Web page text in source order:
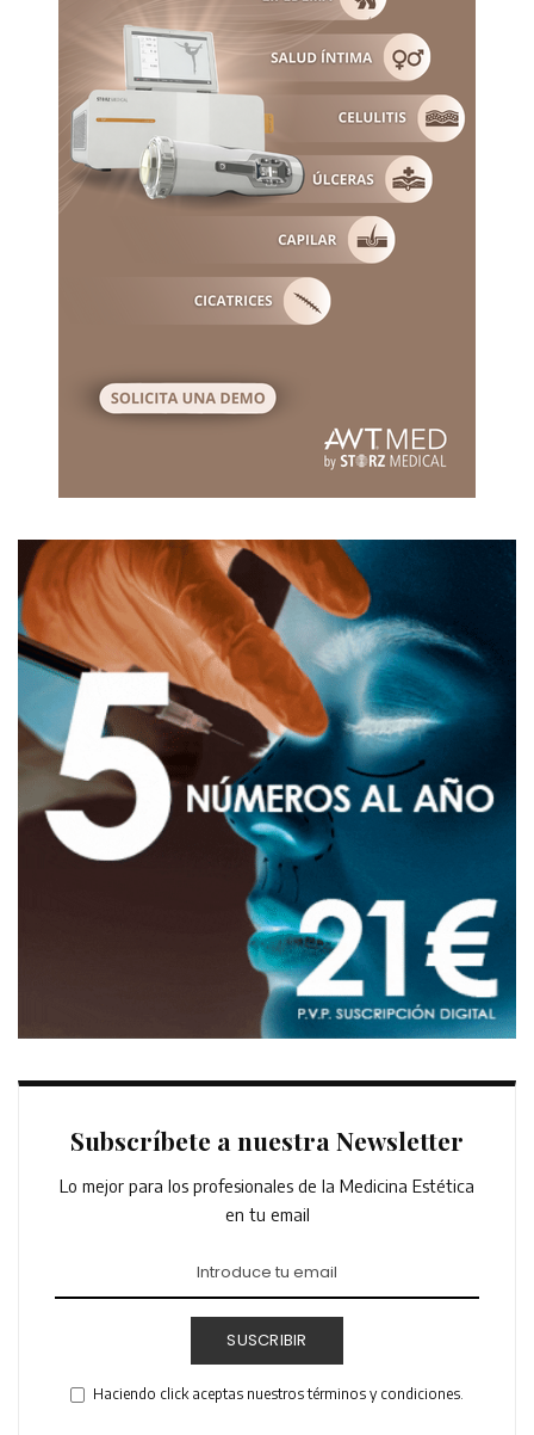
Subscríbete a nuestra Newsletter
Lo mejor para los profesionales de la Medicina Estética
en tu email
SUSCRIBIR
Haciendo click aceptas nuestros términos y condiciones.